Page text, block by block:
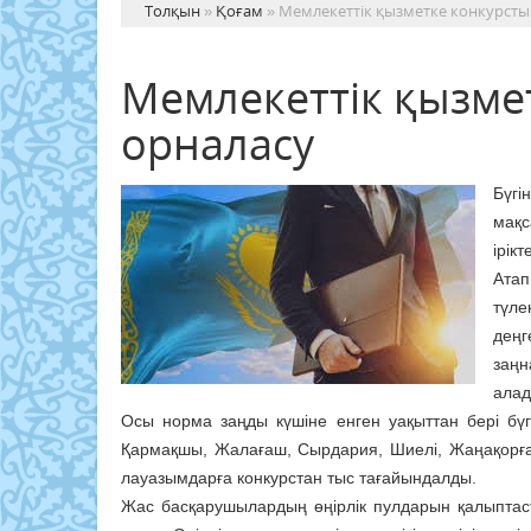
Толқын » Қоғам » Мемлекеттік қызметке
Мемлекеттік
орналасу
Осы норма заңды күшіне енген уақыттан бері
Қармақшы, Жалағаш, Сырдария, Шиелі,
лауазымдарға конкурстан тыс тағайындалды.
Жас басқарушылардың өңірлік пулдарын